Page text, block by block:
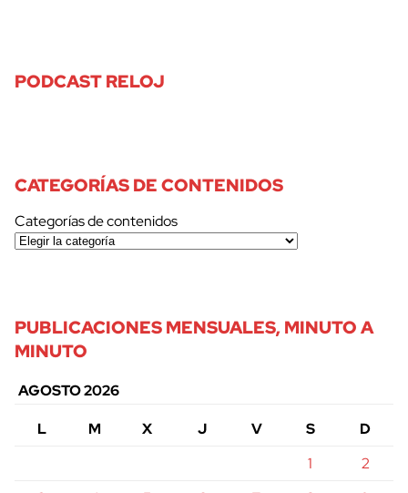
PODCAST RELOJ
CATEGORÍAS DE CONTENIDOS
Categorías de contenidos
PUBLICACIONES MENSUALES, MINUTO A
MINUTO
AGOSTO 2026
L
M X J V S
D
1
2